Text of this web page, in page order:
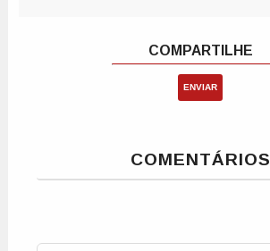
ENVIAR
COMENTÁRIOS